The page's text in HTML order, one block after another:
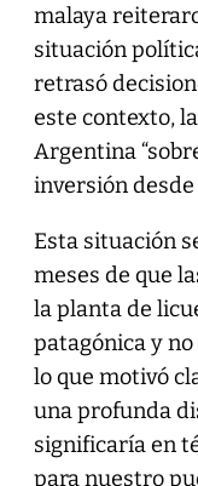
malaya
situación
retrasó
este contexto,
Argentina
inversión
Esta situación
meses de que
la planta de
patagónica y
lo que motivó
una profunda
significaría en
para nuestro